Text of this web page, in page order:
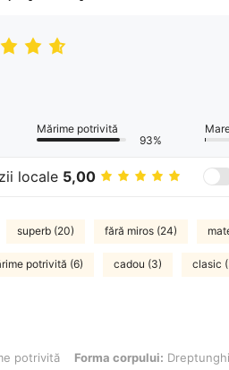
Mărime potrivită
93%
locale 5,00
superb (20) fără miros (24)
potrivită (6) cadou (3) clasic
Forma corpului: Dreptunghi, Culoare:
potrivită Forma corpului: Dreptunghi